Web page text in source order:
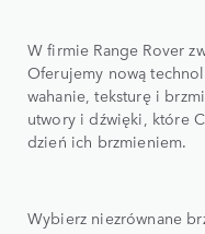
W firmie Range Rover
Oferujemy nową
wahanie, teksturę i
utwory i dźwięki, które
dzień ich brzmieniem.
Wybierz niezrównane